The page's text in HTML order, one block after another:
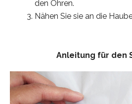
den Ohren.
Nähen Sie sie an die
Anleitung für den